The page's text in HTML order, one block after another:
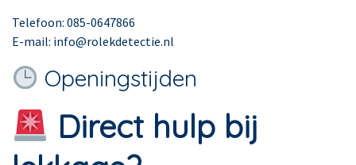
Telefoon: 085-0647866
E-mail: info@rolekdetectie.nl
Openingstijden
Direct hulp bij